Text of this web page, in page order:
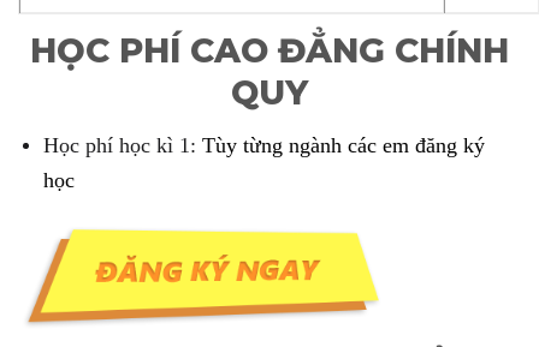
HỌC PHÍ CAO ĐẲNG CHÍNH
QUY
Học phí học kì 1: Tùy từng ngành các em đăng ký
học